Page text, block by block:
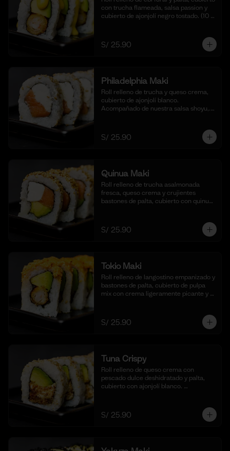
con trucha flameada, salsa passion y
cubierto de ajonjolí negro tostado. (10
S/ 25.90
Philadelphia Maki
Roll relleno de trucha y queso crema,
cubierto de ajonjolí blanco.
Acompañado de nuestra salsa shoyu,.
S/ 25.90
Quinua Maki
Roll relleno de trucha asalmonada
fresca, queso crema y crujientes
bastones de palta, cubierto con quinua
S/ 25.90
Tokio Maki
Roll relleno de langostino empanizado y
bastones de palta, cubierto de pulpa
mix con crema ligeramente picante y
S/ 25.90
Tuna Crispy
Roll relleno de queso crema con
pescado dulce deshidratado y palta,
cubierto con ajonjolí blanco.
S/ 25.90